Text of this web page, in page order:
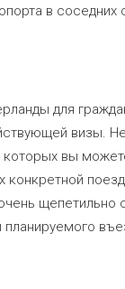
в соседних
для
визы.
которых вы
конкретной
щепетильно
планируемого